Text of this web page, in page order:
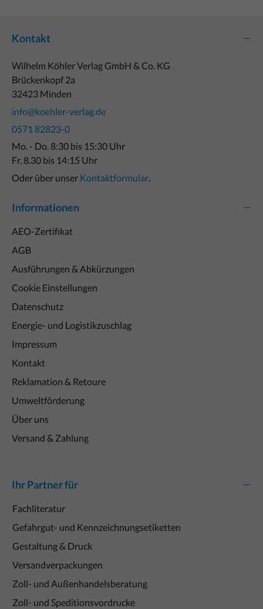
Kontakt
Wilhelm Köhler Verlag GmbH & Co. KG
Brückenkopf 2a
32423 Minden
info@koehler-verlag.de
0571 82823-0
Mo. - Do. 8:30 bis 15:30 Uhr
Fr. 8.30 bis 14:15 Uhr
Oder über unser Kontaktformular.
Informationen
AEO-Zertifikat
AGB
Ausführungen & Abkürzungen
Cookie Einstellungen
Datenschutz
Energie- und Logistikzuschlag
Impressum
Kontakt
Reklamation & Retoure
Umweltförderung
Über uns
Versand & Zahlung
Ihr Partner für
Fachliteratur
Gefahrgut- und Kennzeichnungsetiketten
Gestaltung & Druck
Versandverpackungen
Zoll- und Außenhandelsberatung
Zoll- und Speditionsvordrucke